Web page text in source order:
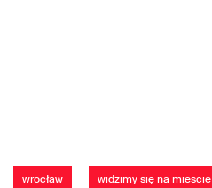
wrocław widzimy się na mieście